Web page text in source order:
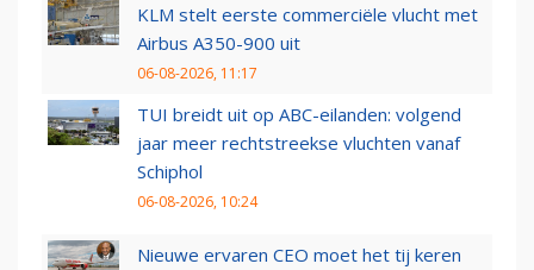
KLM stelt eerste commerciële vlucht met
Airbus A350-900 uit
06-08-2026, 11:17
TUI breidt uit op ABC-eilanden: volgend
jaar meer rechtstreekse vluchten vanaf
Schiphol
06-08-2026, 10:24
Nieuwe ervaren CEO moet het tij keren